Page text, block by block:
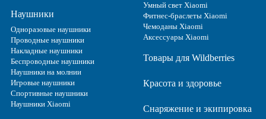
Наушники
Одноразовые наушники
Проводные наушники
Накладные наушники
Беспроводные наушники
Наушники на молнии
Игровые наушники
Спортивные наушники
Наушники Xiaomi
Умный свет Xiaomi
Фитнес-браслеты Xiaomi
Чемоданы Xiaomi
Аксессуары Xiaomi
Товары для Wildberries
Красота и здоровье
Снаряжение и экипировка